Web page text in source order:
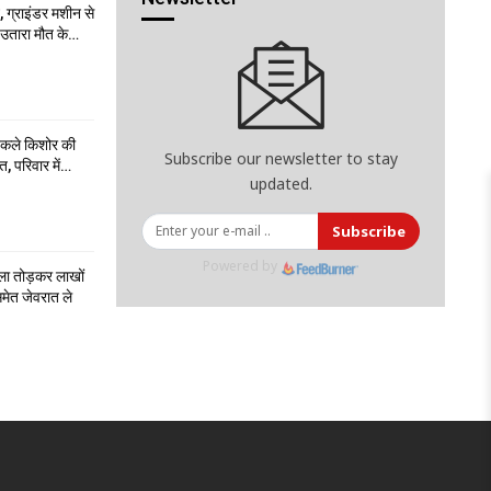
ग्राइंडर मशीन से
मौत के…
किशोर की
परिवार में…
तोड़कर लाखों
जेवरात ले
Subscribe our newsletter to stay
updated.
Subscribe